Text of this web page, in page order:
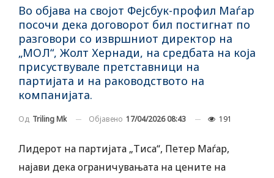
Во објава на својот Фејсбук-профил Маѓар
посочи дека договорот бил постигнат по
разговори со извршниот директор на
„МОЛ“, Жолт Хернади, на средбата на која
присуствувале претставници на
партијата и на раководството на
компанијата.
Од Triling Mk Објавено 17/04/2026 08:43 191
Лидерот на партијата „Тиса“, Петер Маѓар,
најави дека ограничувањата на цените на